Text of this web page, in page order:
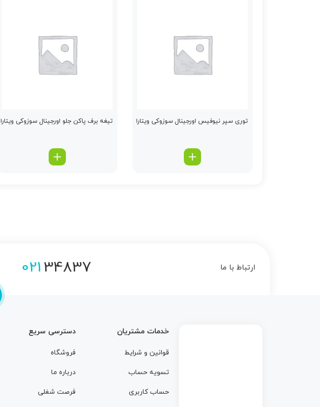
توری سپر نیوفیس اورجینال سوزوکی ویتارا تیغه برف پاكن جلو اورجینال سوزوکی ویتارا
ارتباط با ما 02134837
خدمات مشتریان
قوانین و شرایط
تسویه حساب
حساب کاربری
دسترسی سریع
فروشگاه
درباره ما
فرصت شغلی